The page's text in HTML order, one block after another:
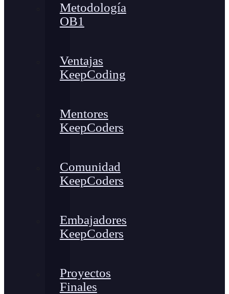
Metodología
OB1
Ventajas
KeepCoding
Mentores
KeepCoders
Comunidad
KeepCoders
Embajadores
KeepCoders
Proyectos
Finales